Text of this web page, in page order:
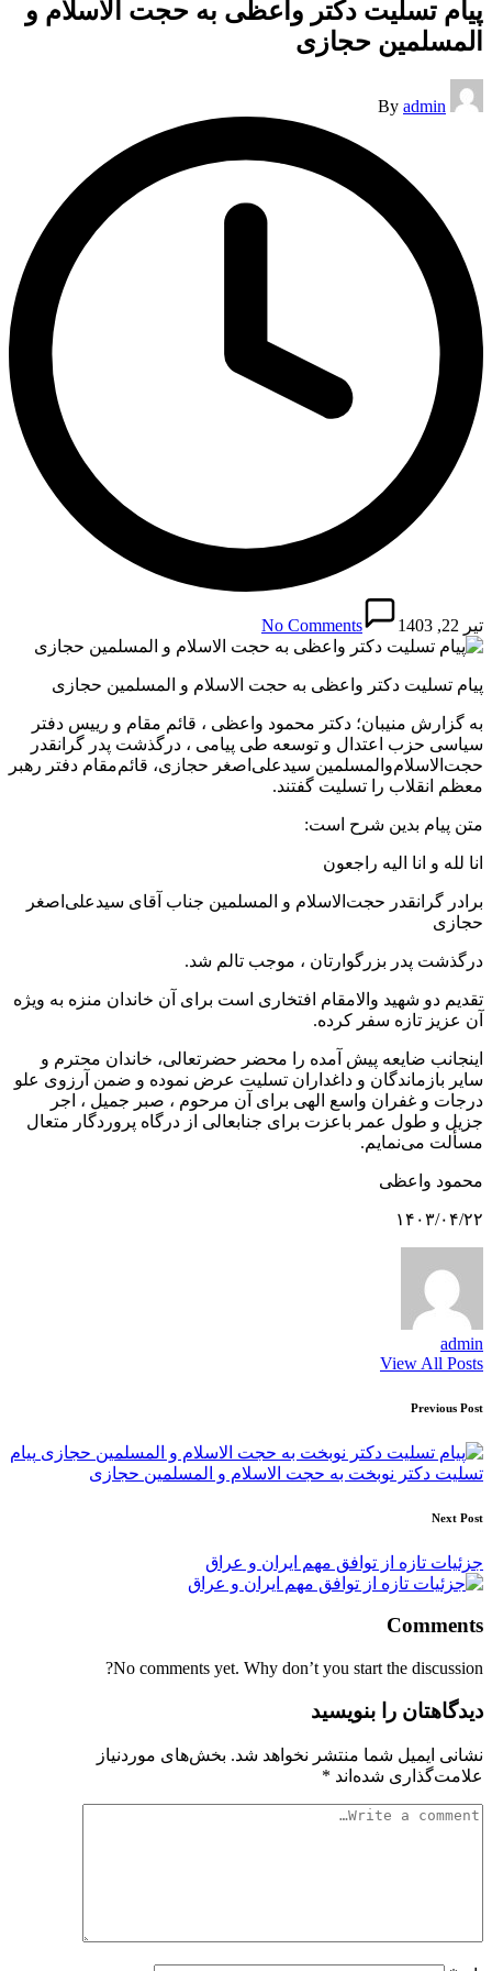
پیام تسلیت دکتر واعظی به حجت الاسلام و
المسلمین حجازی
Posted
by
By admin
تیر 22, 1403 No Comments
پیام تسلیت دکتر واعظی به حجت الاسلام و المسلمین حجازی
به گزارش منیبان؛ دکتر محمود واعظی ، قائم مقام و رییس دفتر
سیاسی حزب اعتدال و توسعه طی پیامی ، درگذشت پدر گرانقدر
حجت‌الاسلام‌والمسلمین سیدعلی‌اصغر حجازی، قائم‌مقام دفتر رهبر
معظم انقلاب را تسلیت گفتند.
متن پیام بدین شرح است:
انا لله و انا الیه راجعون
برادر گرانقدر حجت‌الاسلام‌ و المسلمین جناب آقای سیدعلی‌اصغر
حجازی
درگذشت پدر بزرگوارتان ، موجب تالم شد.
تقدیم دو شهید والامقام افتخاری است برای آن خاندان منزه به ویژه
آن عزیز تازه سفر کرده.
اینجانب ضایعه پیش آمده را محضر حضرتعالی، خاندان محترم و
سایر بازماندگان و داغداران تسلیت عرض نموده و ضمن آرزوی علو
درجات و غفران واسع الهی برای آن مرحوم ، صبر جمیل ، اجر
جزیل و طول عمر باعزت برای جنابعالی از درگاه پروردگار متعال
مسألت می‌نمایم.
محمود واعظی
۱۴۰۳/۰۴/۲۲
admin
View All Posts
Post
navigation
Previous Post
پیام
تسلیت دکتر نوبخت به حجت الاسلام و المسلمین حجازی
Next Post
جزئیات تازه از توافق مهم ایران و عراق
Comments
No comments yet. Why don’t you start the discussion?
دیدگاهتان را بنویسید
نشانی ایمیل شما منتشر نخواهد شد. بخش‌های موردنیاز
علامت‌گذاری شده‌اند *